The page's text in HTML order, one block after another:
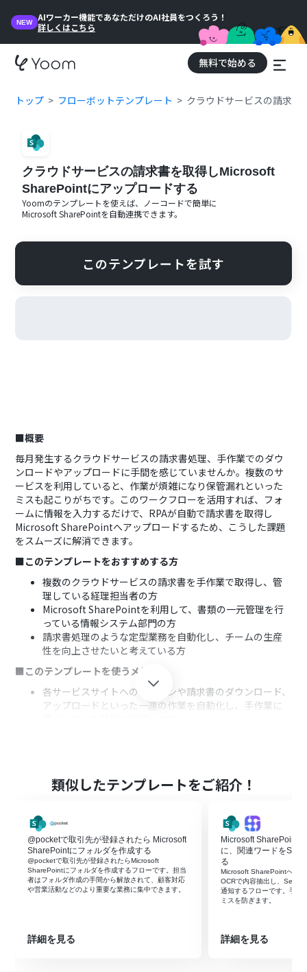
NEW
AIワーカー機能であなただけのAI社員をつくろう！
詳しくはこちら
無料で始める
トップ フローボットテンプレート クラウドサービスの請求
クラウドサービスの請求書を取得しMicrosoft
SharePointにアップロードする
Yoomのテンプレートを使えば、ノーコードで簡単に
Microsoft SharePointを自動連携できます。
このテンプレートを試す
■概要
毎月発生するクラウドサービスの請求書処理、手作業でのダウ
ンロードやアップロードに手間を感じていませんか。複数のサ
ービスを利用していると、作業が煩雑になり保管漏れといった
ミスも起こりがちです。このワークフローを活用すれば、フォ
ームに情報を入力するだけで、RPAが自動で請求書を取得し
Microsoft SharePointへアップロードするため、こうした課題
をスムーズに解消できます。
■このテンプレートをおすすめする方
複数のクラウドサービスの請求書を手作業で取得し、管
理している経理担当者の方
Microsoft SharePointを利用して、書類の一元管理を行
っている情報システム部門の方
請求書処理のような定型業務を自動化し、チームの生産
性を向上させたいと考えている方
■このテンプレートを使うメリット
各サービスサイトへのログインや請求書のダウンロード、
アップロードといった一連の作業を自動化し、手作業に
■フローボットの流れ
次に、トリガーでフォームトリガーを選択し、請求書取得
に必要な情報を入力するフォームを作成します。
続いて、オペレーションでRPA機能の「ブラウザを操作す
る」を選択し、各クラウドサービスのサイトから請求書
をダウンロードする操作を設定します。
最後に、オペレーションでMicrosoft SharePointの「フ
ァイルをアップロード」を選択し、ダウンロードした請
※「トリガー」：フロー起動のきっかけとなるアクション、「オ
ペレーション」：トリガー起動後、フロー内で処理を行うアク
類似したテンプレートをご紹介！
@pocketで取引先が登録されたら Microsoft
SharePointにフォルダを作成する
@pocketで取引先が登録されたらMicrosoft
SharePointにフォルダを作成するフローです。担当
者はフォルダ作成の手間から解放されて、顧客対応
や営業活動などのより重要な業務に集中できます。
詳細を見る
Microsoft SharePoint
に、関連ワードを
る
Microsoft SharePointへの
OCRで内容抽出し、
通知するフローです。手動
ミスを防ぎます。
詳細を見る